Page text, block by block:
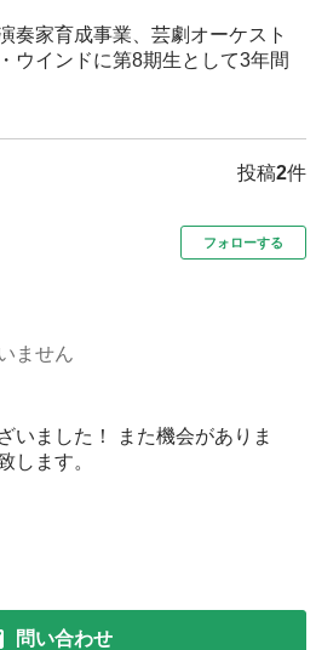
奏家育成事業、芸劇オーケスト
ウインドに第8期生として3年間
投稿2件
フォローする
ません
いました！ また機会がありま
します。
問い合わせ